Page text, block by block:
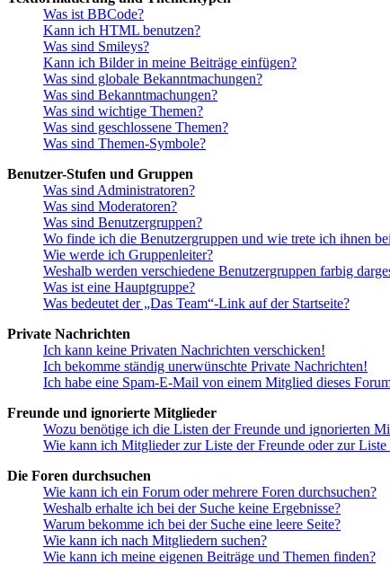
Was ist BBCode?
Kann ich HTML benutzen?
Was sind Smileys?
Kann ich Bilder in meine Beiträge einfügen?
Was sind globale Bekanntmachungen?
Was sind Bekanntmachungen?
Was sind wichtige Themen?
Was sind geschlossene Themen?
Was sind Themen-Symbole?
Benutzer-Stufen und Gruppen
Was sind Administratoren?
Was sind Moderatoren?
Was sind Benutzergruppen?
Wo finde ich die Benutzergruppen und wie trete ich ihnen
Wie werde ich Gruppenleiter?
Weshalb werden verschiedene Benutzergruppen farbig
Was ist eine Hauptgruppe?
Was bedeutet der „Das Team“-Link auf der Startseite?
Private Nachrichten
Ich kann keine Privaten Nachrichten verschicken!
Ich bekomme ständig unerwünschte Private Nachrichten!
Ich habe eine Spam-E-Mail von einem Mitglied dieses
Freunde und ignorierte Mitglieder
Wozu benötige ich die Listen der Freunde und ignorierten
Wie kann ich Mitglieder zur Liste der Freunde oder zur
Die Foren durchsuchen
Wie kann ich ein Forum oder mehrere Foren durchsuchen?
Weshalb erhalte ich bei der Suche keine Ergebnisse?
Warum bekomme ich bei der Suche eine leere Seite?
Wie kann ich nach Mitgliedern suchen?
Wie kann ich meine eigenen Beiträge und Themen finden?